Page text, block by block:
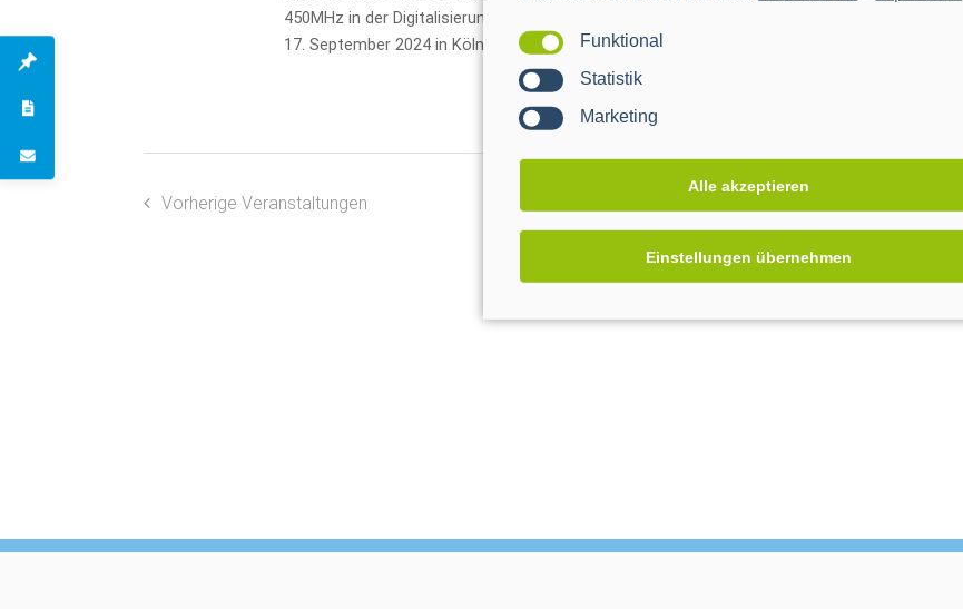
Funktional
Statistik
Marketing
Alle akzeptieren
Einstellungen übernehmen
450MHz in der Digitalisierung der Energiewende auf der 450connect Stadtwerke-Tag am
17. September 2024 in Köln.[:]
Vorherige Veranstaltungen